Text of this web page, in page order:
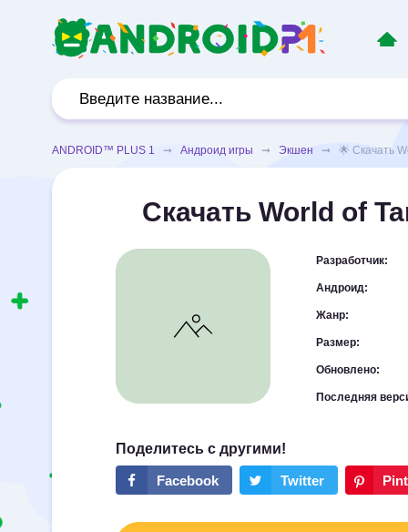
ANDROID™ PLUS 1 ➞ Андроид игры ➞ Экшен ➞ 🌟 Скачать
Скачать World of
Разработчик:
Андроид:
Жанр:
Размер:
Обновлено:
Последняя